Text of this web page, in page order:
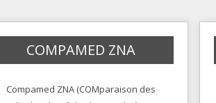
COMPAMED ZNA
Compamed ZNA (COMparaison des